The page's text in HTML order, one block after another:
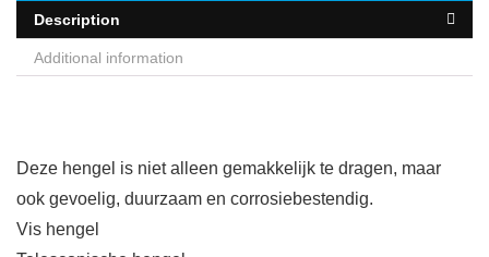
Description
Additional information
Deze hengel is niet alleen gemakkelijk te dragen, maar
ook gevoelig, duurzaam en corrosiebestendig.
Vis hengel